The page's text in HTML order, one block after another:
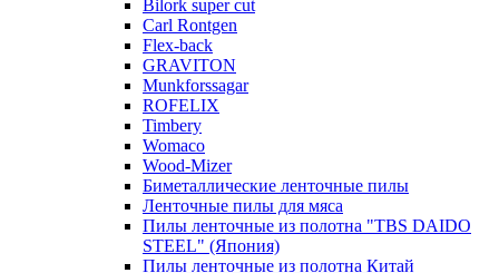
Bilork super cut
Carl Rontgen
Flex-back
GRAVITON
Munkforssagar
ROFELIX
Timbery
Womaco
Wood-Mizer
Биметаллические ленточные пилы
Ленточные пилы для мяса
Пилы ленточные из полотна "TBS DAIDO
STEEL" (Япония)
Пилы ленточные из полотна Китай